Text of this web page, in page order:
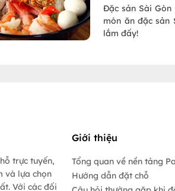
Đặc sản Sài Gòn
món ăn đặc sản
lắm đấy!
trực tuyến,
và lựa chọn
Với các đối
Giới thiệu
Tổng quan về nền tảng
Hướng dẫn đặt chỗ